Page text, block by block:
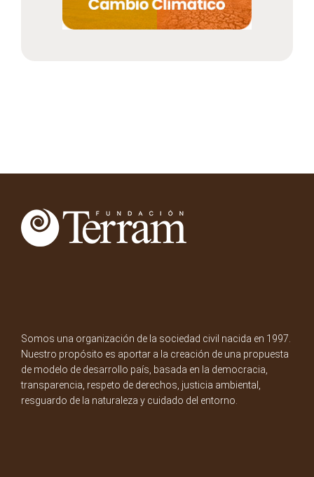
Somos una organización de la sociedad civil nacida en 1997.
Nuestro propósito es aportar a la creación de una propuesta
de modelo de desarrollo país, basada en la democracia,
transparencia, respeto de derechos, justicia ambiental,
resguardo de la naturaleza y cuidado del entorno.